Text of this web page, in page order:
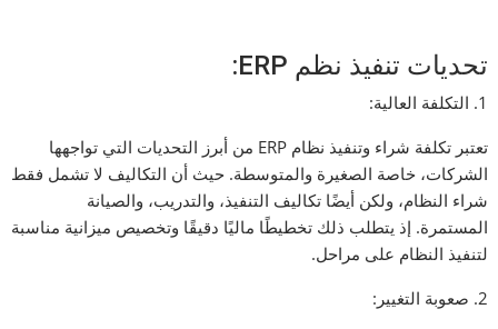
تحديات تنفيذ نظم ERP:
1. التكلفة العالية:
تعتبر تكلفة شراء وتنفيذ نظام ERP من أبرز التحديات التي تواجهها
الشركات، خاصة الصغيرة والمتوسطة. حيث أن التكاليف لا تشمل فقط
شراء النظام، ولكن أيضًا تكاليف التنفيذ، والتدريب، والصيانة
المستمرة. إذ يتطلب ذلك تخطيطًا ماليًا دقيقًا وتخصيص ميزانية مناسبة
لتنفيذ النظام على مراحل.
2. صعوبة التغيير: